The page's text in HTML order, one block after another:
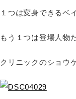
１つは変身できるベ
もう１つは登場人物
クリニックのショウ